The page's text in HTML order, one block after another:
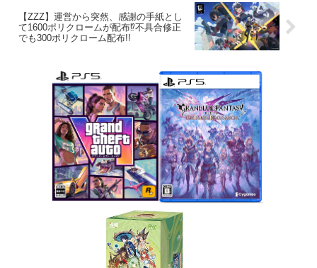
【ZZZ】運営から突然、感謝の手紙とし
て1600ポリクロームが配布⁉不具合修正
でも300ポリクローム配布!!